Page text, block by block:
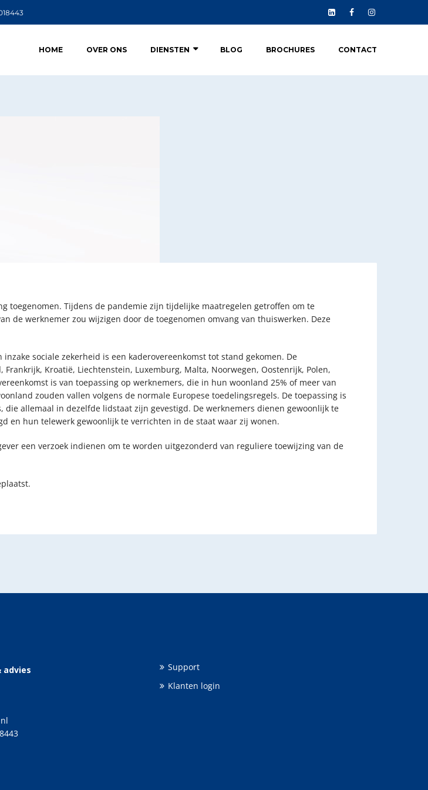
HOME OVER ONS DIENSTEN BLOG BROCHURES CONTACT
toegenomen. Tijdens de pandemie zijn tijdelijke maatregelen getroffen om te
de werknemer zou wijzigen door de toegenomen omvang van thuiswerken. Deze
sociale zekerheid is een kaderovereenkomst tot stand gekomen. De
Kroatië, Liechtenstein, Luxemburg, Malta, Noorwegen, Oostenrijk, Polen,
is van toepassing op werknemers, die in hun woonland 25% of meer van
zouden vallen volgens de normale Europese toedelingsregels. De toepassing is
allemaal in dezelfde lidstaat zijn gevestigd. De werknemers dienen gewoonlijk te
en hun telewerk gewoonlijk te verrichten in de staat waar zij wonen.
een verzoek indienen om te worden uitgezonderd van reguliere toewijzing van de
advies
Support
Klanten login